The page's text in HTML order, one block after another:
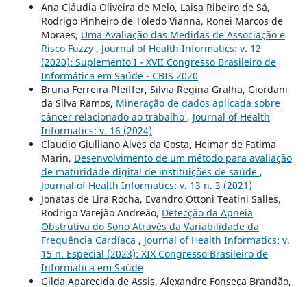
Ana Cláudia Oliveira de Melo, Laisa Ribeiro de Sá,
Rodrigo Pinheiro de Toledo Vianna, Ronei Marcos de
Moraes, Uma Avaliação das Medidas de Associação e
Risco Fuzzy , Journal of Health Informatics: v. 12
(2020): Suplemento I - XVII Congresso Brasileiro de
Informática em Saúde - CBIS 2020
Bruna Ferreira Pfeiffer, Silvia Regina Gralha, Giordani
da Silva Ramos, Mineração de dados aplicada sobre
câncer relacionado ao trabalho , Journal of Health
Informatics: v. 16 (2024)
Claudio Giulliano Alves da Costa, Heimar de Fatima
Marin, Desenvolvimento de um método para avaliação
de maturidade digital de instituições de saúde ,
Journal of Health Informatics: v. 13 n. 3 (2021)
Jonatas de Lira Rocha, Evandro Ottoni Teatini Salles,
Rodrigo Varejão Andreão, Detecção da Apneia
Obstrutiva do Sono Através da Variabilidade da
Frequência Cardíaca , Journal of Health Informatics: v.
15 n. Especial (2023): XIX Congresso Brasileiro de
Informática em Saúde
Gilda Aparecida de Assis, Alexandre Fonseca Brandão,